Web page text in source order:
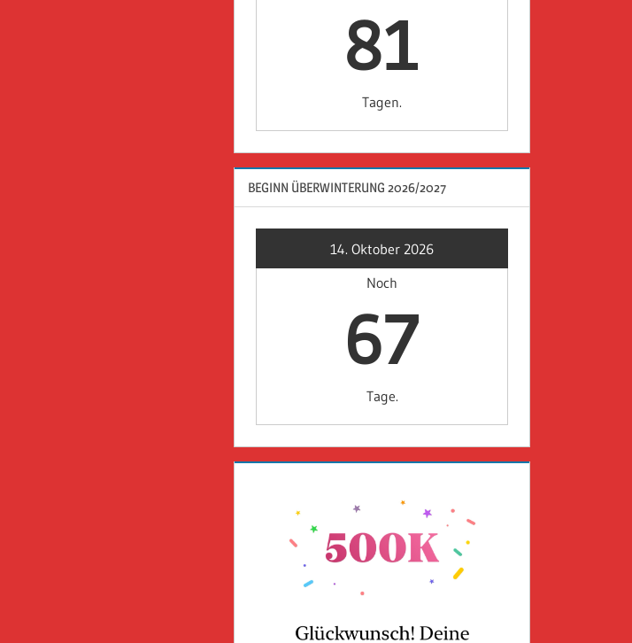
81
Tagen.
BEGINN ÜBERWINTERUNG 2026/2027
14. Oktober 2026
Noch
67
Tage.